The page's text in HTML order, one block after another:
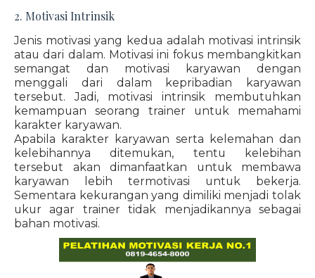
2. Motivasi Intrinsik
Jenis motivasi yang kedua adalah motivasi intrinsik
atau dari dalam. Motivasi ini fokus membangkitkan
semangat dan motivasi karyawan dengan
menggali dari dalam kepribadian karyawan
tersebut. Jadi, motivasi intrinsik membutuhkan
kemampuan seorang trainer untuk memahami
karakter karyawan.
Apabila karakter karyawan serta kelemahan dan
kelebihannya ditemukan, tentu kelebihan
tersebut akan dimanfaatkan untuk membawa
karyawan lebih termotivasi untuk bekerja.
Sementara kekurangan yang dimiliki menjadi tolak
ukur agar trainer tidak menjadikannya sebagai
bahan motivasi.